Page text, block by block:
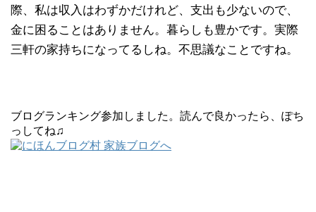
際、私は収入はわずかだけれど、支出も少ないので、
金に困ることはありません。暮らしも豊かです。実際
三軒の家持ちになってるしね。不思議なことですね。
ブログランキング参加しました。読んで良かったら、ぽち
っしてね♫